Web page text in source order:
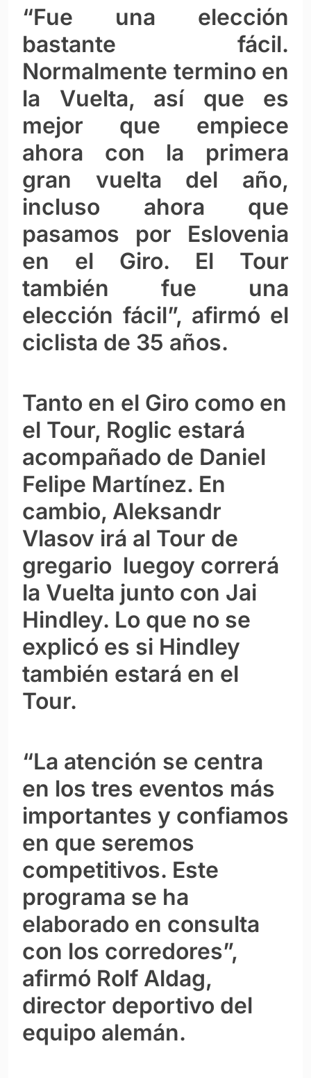
“Fue una elección
bastante fácil.
Normalmente termino en
la Vuelta, así que es
mejor que empiece
ahora con la primera
gran vuelta del año,
incluso ahora que
pasamos por Eslovenia
en el Giro. El Tour
también fue una
elección fácil”, afirmó el
ciclista de 35 años.
Tanto en el Giro como en
el Tour, Roglic estará
acompañado de Daniel
Felipe Martínez. En
cambio, Aleksandr
Vlasov irá al Tour de
gregario luegoy correrá
la Vuelta junto con Jai
Hindley. Lo que no se
explicó es si Hindley
también estará en el
Tour.
“La atención se centra
en los tres eventos más
importantes y confiamos
en que seremos
competitivos. Este
programa se ha
elaborado en consulta
con los corredores”,
afirmó Rolf Aldag,
director deportivo del
equipo alemán.